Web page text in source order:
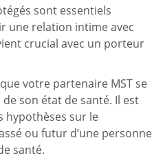
sont essentiels
une relation intime avec
crucial avec un porteur
votre partenaire MST se
son état de santé. Il est
hypothèses sur le
ou futur d’une personne
santé.